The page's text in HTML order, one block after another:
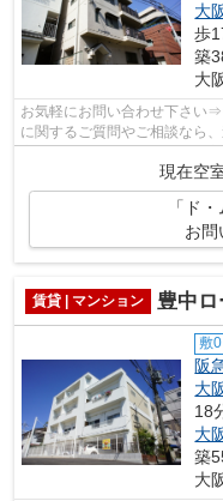
大
歩
築
大
お気軽にお問い合わせ下さい
に関するご質問やご相談なら
現在空
「ド
お問
賃貸 | マンション 豊中ロ
敷0
阪
大
18
大
築
大